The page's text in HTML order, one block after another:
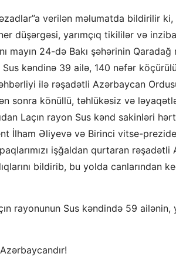
verilən məlumatda bildirilir
düşərgəsi, yarımçıq tikililər və
mayın 24-də Bakı şəhərinin Qaradağ
Sus kəndinə 39 ailə, 140 nəfər
ilə rəşadətli Azərbaycan
sonra könüllü, təhlükəsiz və
Laçın rayon Sus kənd sakinləri
İlham Əliyevə və Birinci vitse-
işğaldan qurtaran
bildirib, bu yolda canlarından
rayonunun Sus kəndində 59 ailənin,